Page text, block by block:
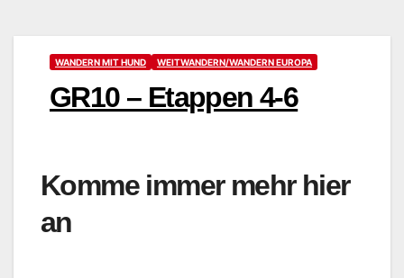
WANDERN MIT HUND WEITWANDERN/WANDERN EUROPA
GR10 – Etappen 4-6
Komme immer mehr hier
an